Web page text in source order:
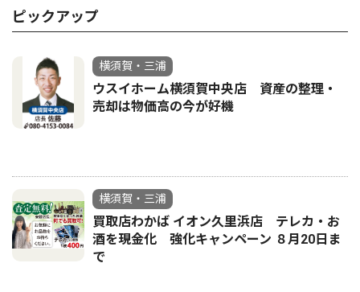
ピックアップ
横須賀・三浦
ウスイホーム横須賀中央店 資産の整理・
売却は物価高の今が好機
横須賀・三浦
買取店わかば イオン久里浜店 テレカ・お
酒を現金化 強化キャンペーン ８月20日ま
で